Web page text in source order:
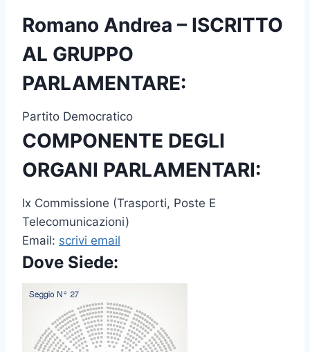
Romano Andrea – ISCRITTO
AL GRUPPO
PARLAMENTARE:
Partito Democratico
COMPONENTE DEGLI
ORGANI PARLAMENTARI:
Ix Commissione (Trasporti, Poste E
Telecomunicazioni)
Email: scrivi email
Dove Siede: